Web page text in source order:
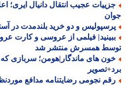
عجیب انتقال دانیال ایری؛
و دو خرید بلندمدت در
همسرش منتشر شد
های ماندگار|هومن؛ سربازی که
نجومی رضایتنامه مدافع موردنظر